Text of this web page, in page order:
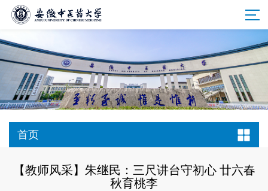
首页
【教师风采】朱继民：三尺讲台守初心 廿六春
秋育桃李